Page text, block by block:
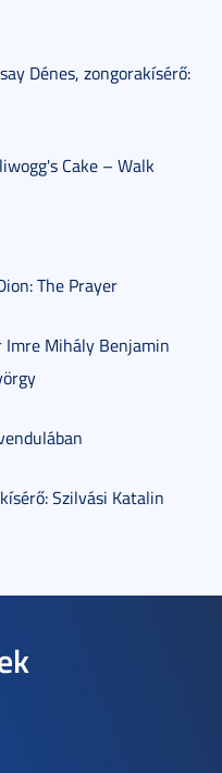
Dénes, zongorakísérő:
Cake – Walk
The Prayer
Imre Mihály Benjamin
Szilvási Katalin